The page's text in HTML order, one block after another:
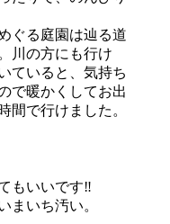
ぐる庭園は辿る道
川の方にも行け
ていると、気持ち
で暖かくしてお出
間で行けました。
もいいです‼
まいち汚い。